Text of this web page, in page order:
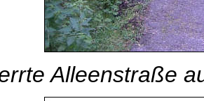
Alleenstraße